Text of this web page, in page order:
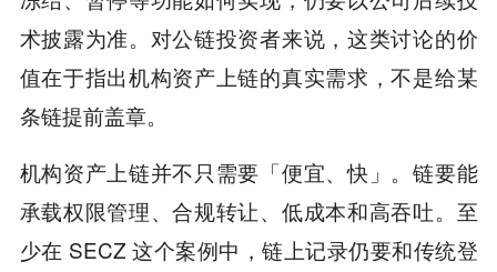
术披露为准。对公链投资者来说，这类讨论的价
值在于指出机构资产上链的真实需求，不是给某
条链提前盖章。
机构资产上链并不只需要「便宜、快」。链要能
承载权限管理、合规转让、低成本和高吞吐。至
少在 SECZ 这个案例中，链上记录仍要和传统登